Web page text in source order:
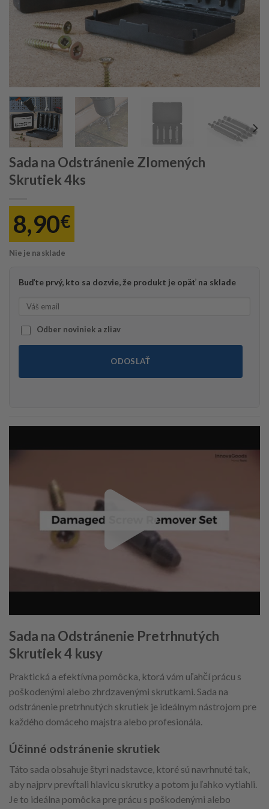
Sada na Odstránenie Zlomených
Skrutiek 4ks
8,90€
Nie je na sklade
Buďte prvý, kto sa dozvie, že produkt je opäť na sklade
Odber noviniek a zliav
ODOSLAŤ
Sada na Odstránenie Pretrhnutých
Skrutiek 4 kusy
Praktická a efektívna pomôcka, ktorá vám uľahčí prácu s
poškodenými alebo zhrdzavenými skrutkami. Sada na
odstránenie pretrhnutých skrutiek je ideálnym nástrojom pre
každého domáceho majstra alebo profesionála.
Účinné odstránenie skrutiek
Táto sada obsahuje štyri nadstavce, ktoré sú navrhnuté tak,
aby najprv prevŕtali hlavicu skrutky a potom ju ľahko vytiahli.
Je to ideálna pomôcka pre prácu s poškodenými alebo